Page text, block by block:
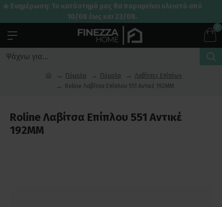
☀️ Ενημέρωση: Το κατάστημά μας θα παραμείνει κλειστό από
10/08 έως και 23/08.
0
Πόμολα Πόμολα
Λαβίτσες Επίπλων
Roline Λαβίτσα Επίπλου 551 Αντικέ 192MM
Roline Λαβίτσα Επίπλου 551 Αντικέ
192MM